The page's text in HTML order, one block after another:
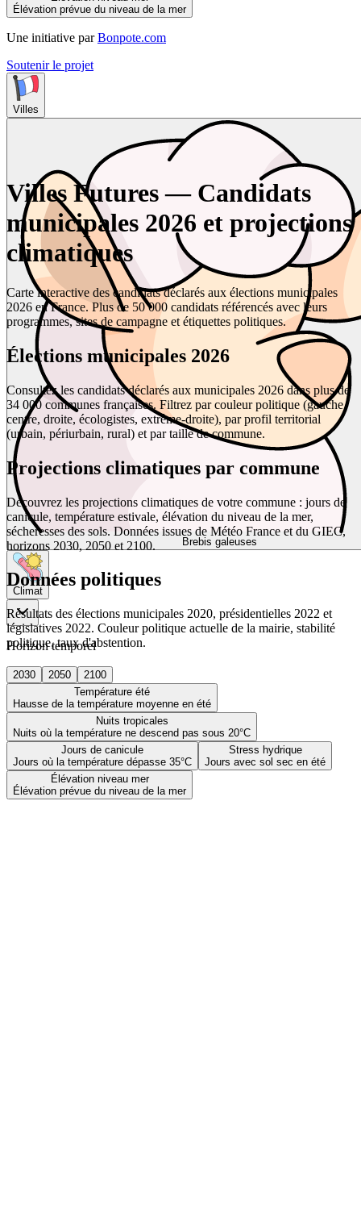
Élévation prévue du niveau de la mer
Une initiative par Bonpote.com
Soutenir le projet
Villes
Brebis galeuses
Climat
Horizon temporel
2030 2050
2100
Température été
Hausse de la température moyenne en été
Nuits tropicales
Nuits où la température ne descend pas sous 20°C
Jours de canicule
Jours où la température dépasse 35°C
Stress hydrique
Jours avec sol sec en été
Élévation niveau mer
Élévation prévue du niveau de la mer
Villes Futures — Candidats
municipales 2026 et projections
climatiques
Carte interactive des candidats déclarés aux élections municipales
2026 en France. Plus de 50 000 candidats référencés avec leurs
programmes, sites de campagne et étiquettes politiques.
Élections municipales 2026
Consultez les candidats déclarés aux municipales 2026 dans plus de
34 000 communes françaises. Filtrez par couleur politique (gauche,
centre, droite, écologistes, extrême-droite), par profil territorial
(urbain, périurbain, rural) et par taille de commune.
Projections climatiques par commune
Découvrez les projections climatiques de votre commune : jours de
canicule, température estivale, élévation du niveau de la mer,
sécheresses des sols. Données issues de Météo France et du GIEC,
horizons 2030, 2050 et 2100.
Données politiques
Résultats des élections municipales 2020, présidentielles 2022 et
législatives 2022. Couleur politique actuelle de la mairie, stabilité
politique, taux d'abstention.